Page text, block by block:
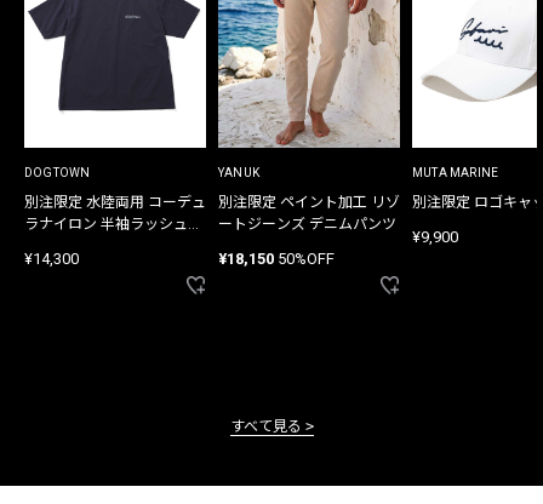
DOGTOWN
別注限定 水陸両用 コーデュ
ラナイロン 半袖ラッシュガ
¥14,300
YANUK
別注限定 ペイント加工 リゾ
ートジーンズ デニムパンツ
¥18,150 50%OFF
MUTA MARINE
別注限定 ロゴキャ
¥9,900
すべて見る